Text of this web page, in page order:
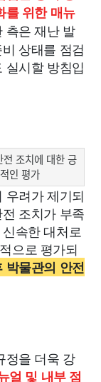
를 위한 매뉴
측은 재난 발
상태를 점검
실시할 방침입
전 조치에 대한 긍
인 평가
우려가 제기되
조치가 부족
속한 대처로
으로 평가되
박물관의 안전
정을 더욱 강
얼 및 내부 점